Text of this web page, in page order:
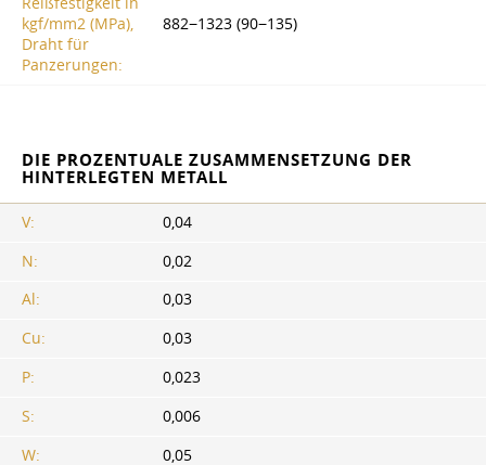
kgf/mm2 (MPa),
Draht für
Panzerungen:
882−1323 (90−135)
DIE PROZENTUALE ZUSAMMENSETZUNG DER
HINTERLEGTEN METALL
V:
0,04
N:
0,02
Al:
0,03
Cu:
0,03
P:
0,023
S:
0,006
W:
0,05